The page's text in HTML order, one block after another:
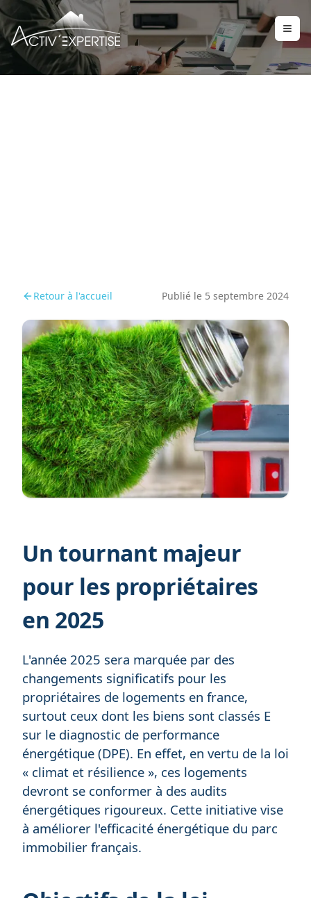
Retour à l'accueil Publié le 5 septembre 2024
Un tournant majeur
pour les propriétaires
en 2025
L'année 2025 sera marquée par des
changements significatifs pour les
propriétaires de logements en france,
surtout ceux dont les biens sont classés E
sur le diagnostic de performance
énergétique (DPE). En effet, en vertu de la loi
« climat et résilience », ces logements
devront se conformer à des audits
énergétiques rigoureux. Cette initiative vise
à améliorer l'efficacité énergétique du parc
immobilier français.